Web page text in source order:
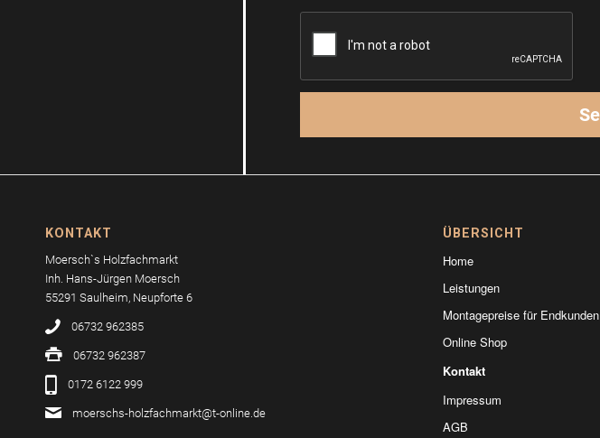
KONTAKT
Moersch`s Holzfachmarkt
Inh. Hans-Jürgen Moersch
55291 Saulheim, Neupforte 6
06732 962385
06732 962387
0172 6122 999
moerschs-holzfachmarkt@t-online.de
ÜBERSICHT
Home
Leistungen
Montagepreise für Endkunden
Online Shop
Kontakt
Impressum
AGB